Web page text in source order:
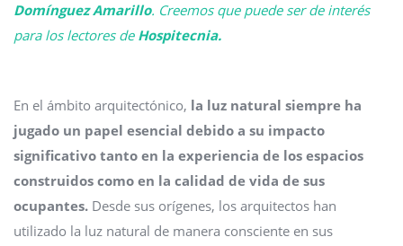
Domínguez Amarillo. Creemos que puede ser de interés
para los lectores de Hospitecnia.
En el ámbito arquitectónico, la luz natural siempre ha
jugado un papel esencial debido a su impacto
significativo tanto en la experiencia de los espacios
construidos como en la calidad de vida de sus
ocupantes. Desde sus orígenes, los arquitectos han
utilizado la luz natural de manera consciente en sus